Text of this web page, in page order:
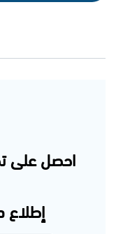
احصل على
إطلاع